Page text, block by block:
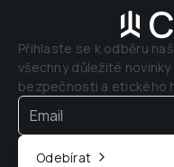
Přihlaste se k odběru
všechny důležité
bezpečnosti a etického
Odebírat